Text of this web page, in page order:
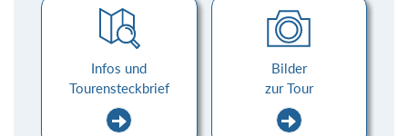
Infos und
Tourensteckbrief
Bilder
zur Tour